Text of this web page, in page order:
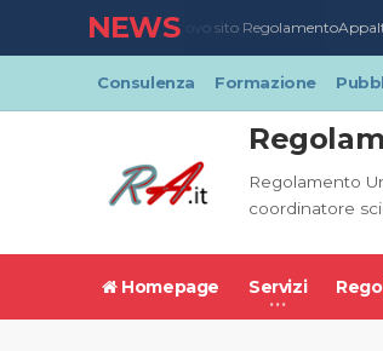
NEWS
23/03/2020-Nuovo sito
Consulenza Formazione
Regolamento
coordinatore
Homepage Servizi